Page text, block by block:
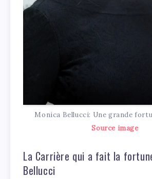
Monica Bellucci: Une grande
Source image
La Carrière qui a fait la
Bellucci